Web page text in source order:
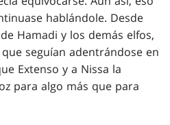
hablándole. Desde
Hamadi y los demás elfos,
seguían adentrándose en
Extenso y a Nissa la
para algo más que para